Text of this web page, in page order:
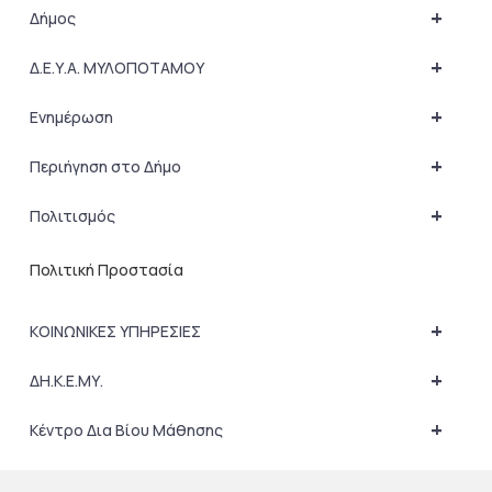
+
Δήμος
+
Δ.Ε.Υ.Α. ΜΥΛΟΠΟΤΑΜΟΥ
+
Ενημέρωση
+
Περιήγηση στο Δήμο
+
Πολιτισμός
Πολιτική Προστασία
+
ΚΟΙΝΩΝΙΚΕΣ ΥΠΗΡΕΣΙΕΣ
+
ΔΗ.Κ.Ε.ΜΥ.
+
Κέντρο Δια Βίου Μάθησης